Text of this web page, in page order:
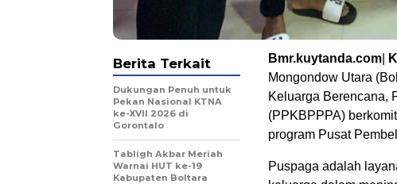
Bmr.kuytanda.com
Mongondow Utara
Keluarga Berencana,
(PPKBPPPA)
program Pusat
Puspaga adalah
Berita Terkait
Dukungan Penuh untuk
Pekan Nasional KTNA
ke-XVII 2026 di
Gorontalo
Tabligh Akbar Meriah
Warnai HUT ke-19
Kabupaten Boltara